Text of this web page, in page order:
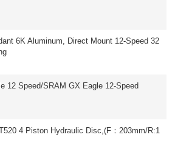
6K Aluminum, Direct Mount 12-Speed 32
12 Speed/SRAM GX Eagle 12-Speed
4 Piston Hydraulic Disc,(F：203mm/R:1